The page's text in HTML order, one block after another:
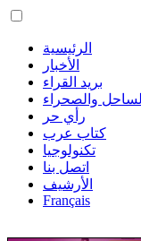
الرئيسية
الأخبار
بريد القراء
الساحل والصحراء
رأي حر
كتاب عرب
تكنولوجيا
اتصل بنا
الأرشيف
Français